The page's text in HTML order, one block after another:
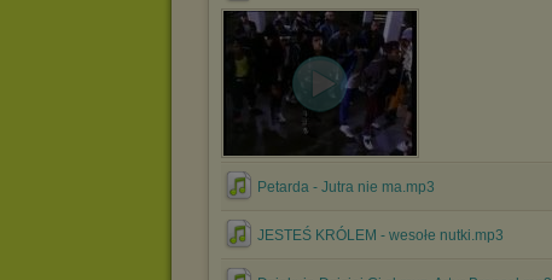
Petarda - Jutra nie ma.mp3
JESTEŚ KRÓLEM - wesołe nutki.mp3